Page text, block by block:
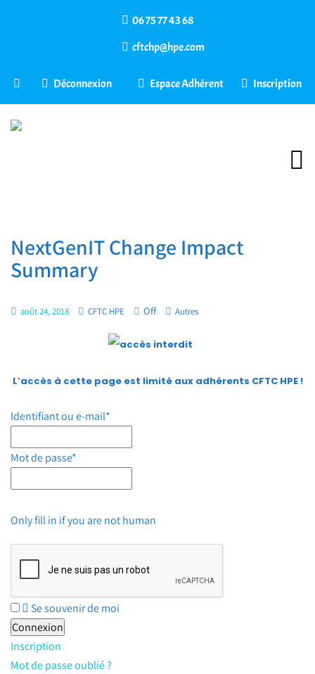
06 75 77 43 68
cftchp@hpe.com
Déconnexion Espace Adhérent Inscription
NextGenIT Change Impact
Summary
août 24, 2018 CFTC HPE Off Autres
L’accès à cette page est limité aux adhérents CFTC HPE!
Identifiant ou e-mail*
Mot de passe*
Only fill in if you are not human
Se souvenir de moi
Inscription
Mot de passe oublié ?